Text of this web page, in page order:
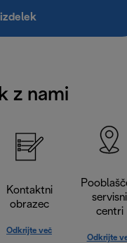
z nami
Kontaktni
obrazec
Odkrijte več
servisni
centri
Odkrijte